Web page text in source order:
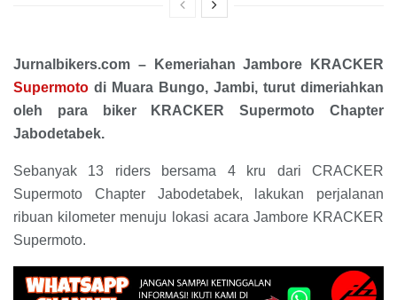
Jurnalbikers.com – Kemeriahan Jambore KRACKER
Supermoto di Muara Bungo, Jambi, turut dimeriahkan
oleh para biker KRACKER Supermoto Chapter
Jabodetabek.
Sebanyak 13 riders bersama 4 kru dari CRACKER
Supermoto Chapter Jabodetabek, lakukan perjalanan
ribuan kilometer menuju lokasi acara Jambore KRACKER
Supermoto.